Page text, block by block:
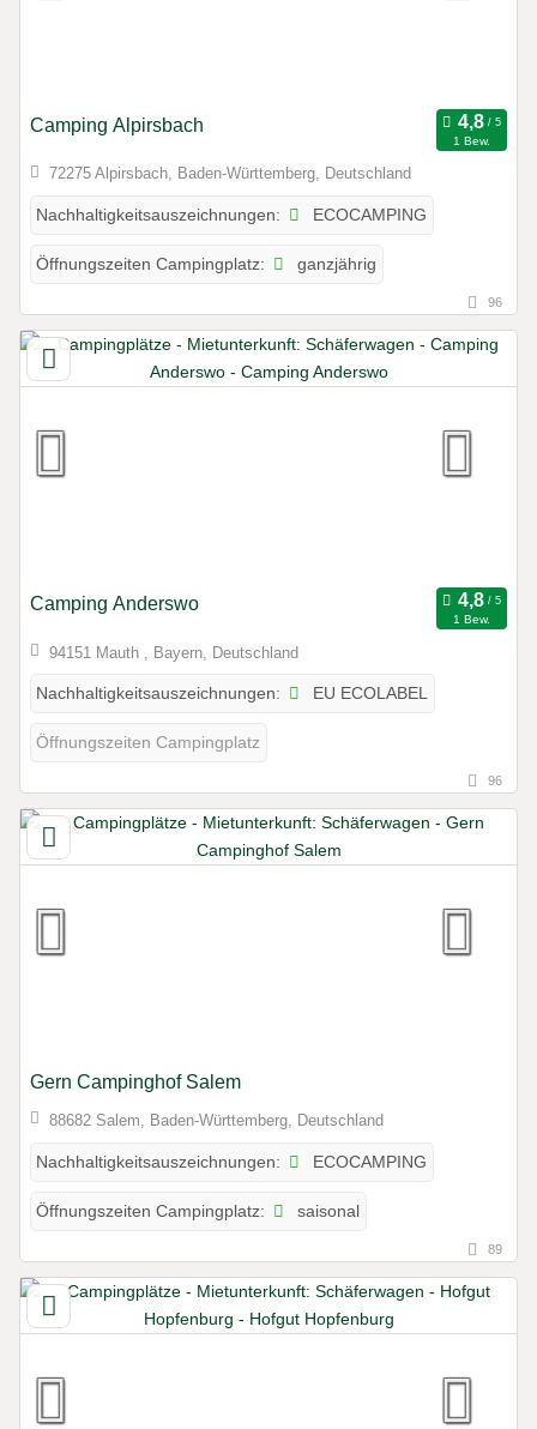
Camping Alpirsbach
1 Bew.
72275 Alpirsbach, Baden-Württemberg, Deutschland
Nachhaltigkeitsauszeichnungen: ECOCAMPING
Öffnungszeiten Campingplatz: ganzjährig
96
Camping Anderswo
1 Bew.
94151 Mauth , Bayern, Deutschland
Nachhaltigkeitsauszeichnungen: EU ECOLABEL
Öffnungszeiten Campingplatz
96
Gern Campinghof Salem
88682 Salem, Baden-Württemberg, Deutschland
Nachhaltigkeitsauszeichnungen: ECOCAMPING
Öffnungszeiten Campingplatz: saisonal
89